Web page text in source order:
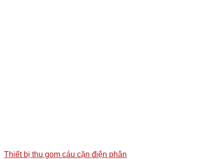
Thiết bị thu gom cáu cặn điện phân